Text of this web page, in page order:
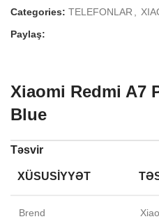
Categories: TELEFONLAR
Paylaş:
Xiaomi Redmi A7
Blue
Təsvir
XÜSUSIYYƏT
Brend